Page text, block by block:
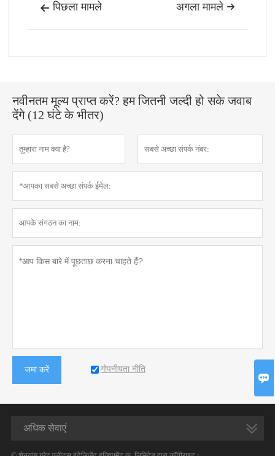
 पिछला मामले 
अगला मामले
नवीनतम मूल्य प्राप्त करें? हम जितनी जल्दी हो सके जवाब
देंगे (12 घंटे के भीतर)
जमा करें गोपनीयता नीति
अधिक सेवाएं
